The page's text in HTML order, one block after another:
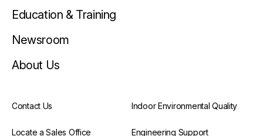
Education & Training
Newsroom
About Us
Contact Us Indoor Environmental Quality
Locate a Sales Office Engineering Support